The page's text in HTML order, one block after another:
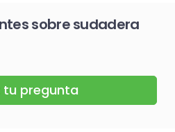
sobre sudadera
tu pregunta